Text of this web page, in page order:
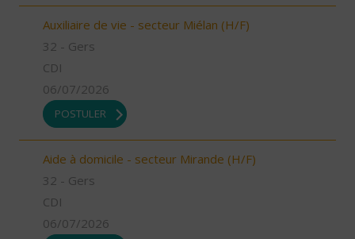
Auxiliaire de vie - secteur Miélan (H/F)
32 - Gers
CDI
06/07/2026
POSTULER
Aide à domicile - secteur Mirande (H/F)
32 - Gers
CDI
06/07/2026